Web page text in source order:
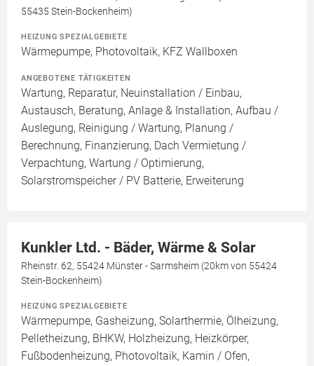
55435 Stein-Bockenheim)
HEIZUNG SPEZIALGEBIETE
Wärmepumpe, Photovoltaik, KFZ Wallboxen
ANGEBOTENE TÄTIGKEITEN
Wartung, Reparatur, Neuinstallation / Einbau,
Austausch, Beratung, Anlage & Installation, Aufbau /
Auslegung, Reinigung / Wartung, Planung /
Berechnung, Finanzierung, Dach Vermietung /
Verpachtung, Wartung / Optimierung,
Solarstromspeicher / PV Batterie, Erweiterung
Kunkler Ltd. - Bäder, Wärme & Solar
Rheinstr. 62, 55424 Münster - Sarmsheim (20km von 55424
Stein-Bockenheim)
HEIZUNG SPEZIALGEBIETE
Wärmepumpe, Gasheizung, Solarthermie, Ölheizung,
Pelletheizung, BHKW, Holzheizung, Heizkörper,
Fußbodenheizung, Photovoltaik, Kamin / Ofen,